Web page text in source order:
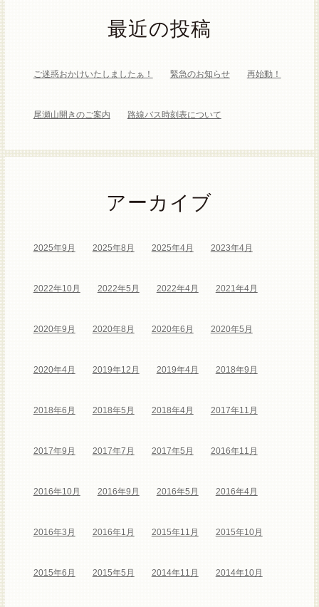
最近の投稿
ご迷惑おかけいたしましたぁ！ 緊急のお知らせ 再始動！
尾瀬山開きのご案内 路線バス時刻表について
アーカイブ
2025年9月 2025年8月 2025年4月 2023年4月
2022年10月 2022年5月 2022年4月 2021年4月
2020年9月 2020年8月 2020年6月 2020年5月
2020年4月 2019年12月 2019年4月 2018年9月
2018年6月 2018年5月 2018年4月 2017年11月
2017年9月 2017年7月 2017年5月 2016年11月
2016年10月 2016年9月 2016年5月 2016年4月
2016年3月 2016年1月 2015年11月 2015年10月
2015年6月 2015年5月 2014年11月 2014年10月